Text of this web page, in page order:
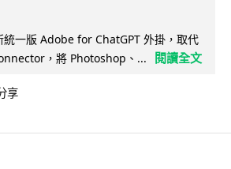
一版 Adobe for ChatGPT 外掛，取代
，將 Photoshop、...
閱讀全文
享